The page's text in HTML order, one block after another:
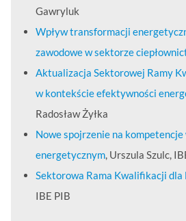
Gawryluk
Wpływ transformacji
zawodowe w sektorze
Aktualizacja Sektorowej Ramy
w kontekście efektywności
Radosław Żyłka
Nowe spojrzenie na
energetycznym, Urszula Szulc,
Sektorowa Rama Kwalifikacji dla
IBE PIB